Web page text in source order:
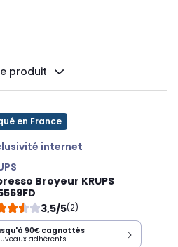
produit
en France
internet
Broyeur KRUPS
3,5/5(2)
90€ cagnottés
adhérents